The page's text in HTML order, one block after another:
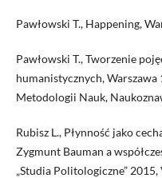
Pawłowski T., Happening,
Pawłowski T., Tworzenie
humanistycznych,
Metodologii Nauk,
Rubisz L., Płynność jako
Zygmunt Bauman a
„Studia Politologiczne”